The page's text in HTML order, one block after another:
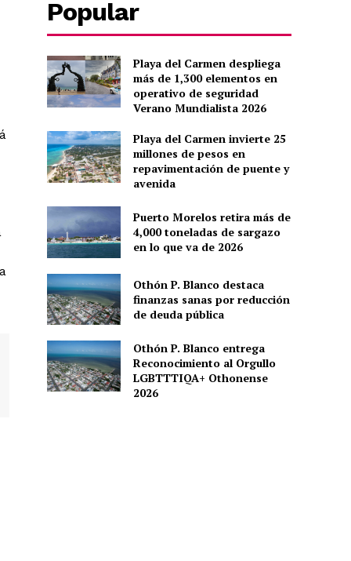
Popular
Playa del Carmen despliega
más de 1,300 elementos en
operativo de seguridad
Verano Mundialista 2026
Playa del Carmen invierte 25
millones de pesos en
repavimentación de puente y
avenida
Puerto Morelos retira más de
4,000 toneladas de sargazo
en lo que va de 2026
Othón P. Blanco destaca
finanzas sanas por reducción
de deuda pública
Othón P. Blanco entrega
Reconocimiento al Orgullo
LGBTTTIQA+ Othonense
2026